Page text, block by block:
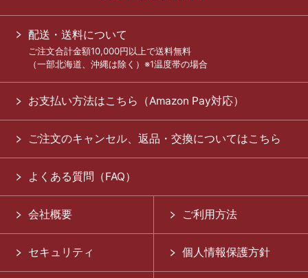
配送・送料について
ご注文合計金額10,000円以上で送料無料
（一部北海道、沖縄は除く）※1温度帯の場合
お支払い方法はこちら（Amazon Pay対応）
ご注文のキャンセル、返品・交換についてはこちら
よくある質問（FAQ）
会社概要 ご利用方法
セキュリティ 個人情報保護方針